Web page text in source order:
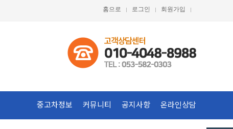
홈으로 로그인 회원가입
중고차정보 커뮤니티 공지사항 온라인상담